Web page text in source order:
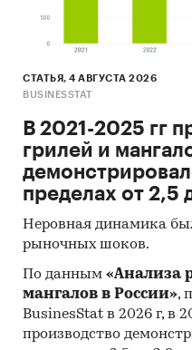
СТАТЬЯ, 4 АВГУСТА 2026
BUSINESSTAT
В 2021-2025 гг
грилей и
пределах от 2,5
Неровная динамика
рыночных шоков.
По данным «Анализа
мангалов в России»,
BusinesStat в 2026 г, в
производство